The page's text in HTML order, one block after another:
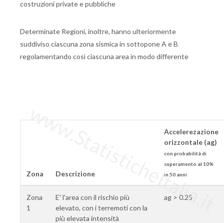
costruzioni private e pubbliche
Determinate Regioni, inoltre, hanno ulteriormente
suddiviso ciascuna zona sismica in sottopone A e B
regolamentando così ciascuna area in modo differente
Zona Descrizione
Accelerezazione
orizzontale (ag)
con probabilità di
superamento al 10%
in 50 anni
Zona
1
E' l'area con il rischio più
elevato, con i terremoti con la
più elevata intensità
ag > 0.25
www.StatisticheItalia.it